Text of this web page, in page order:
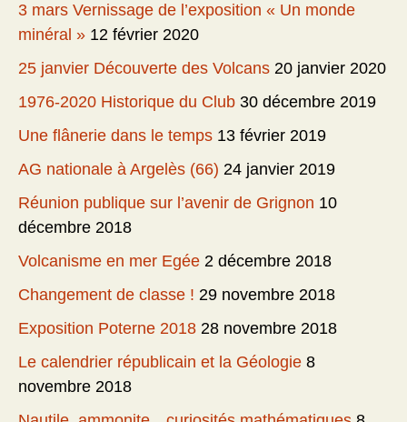
3 mars Vernissage de l’exposition « Un monde
minéral » 12 février 2020
25 janvier Découverte des Volcans 20 janvier 2020
1976-2020 Historique du Club 30 décembre 2019
Une flânerie dans le temps 13 février 2019
AG nationale à Argelès (66) 24 janvier 2019
Réunion publique sur l’avenir de Grignon 10
décembre 2018
Volcanisme en mer Egée 2 décembre 2018
Changement de classe ! 29 novembre 2018
Exposition Poterne 2018 28 novembre 2018
Le calendrier républicain et la Géologie 8
novembre 2018